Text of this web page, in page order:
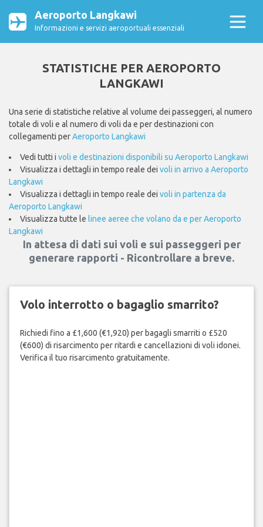
Aeroporto Langkawi
Informazioni e servizi aeroportuali essenziali
STATISTICHE PER AEROPORTO
LANGKAWI
Una serie di statistiche relative al volume dei passeggeri, al numero
totale di voli e al numero di voli da e per destinazioni con
collegamenti perAeroporto Langkawi
Vedi tutti i voli e destinazioni disponibili su Aeroporto Langkawi
Visualizza i dettagli in tempo reale dei voli in arrivo a Aeroporto
Langkawi
Visualizza i dettagli in tempo reale dei voli in partenza da
Aeroporto Langkawi
Visualizza tutte le linee aeree che volano da e per Aeroporto
Langkawi
In attesa di dati sui voli e sui passeggeri per
generare rapporti - Ricontrollare a breve.
Volo interrotto o bagaglio smarrito?
Richiedi fino a £1,600 (€1,920) per bagagli smarriti o £520
(€600) di risarcimento per ritardi e cancellazioni di voli idonei.
Verifica il tuo risarcimento gratuitamente.